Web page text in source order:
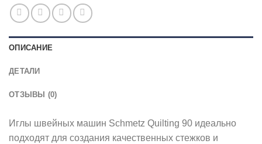
ОПИСАНИЕ
ДЕТАЛИ
ОТЗЫВЫ (0)
Иглы швейных машин Schmetz Quilting 90 идеально
подходят для создания качественных стежков и